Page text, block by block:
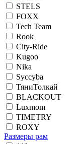
STELS
FOXX
Tech Team
Rook
City-Ride
Kugoo
Nika
Syccyba
ТяниТолкай
BLACKOUT
Luxmom
TIMETRY
ROXY
Размеры рам